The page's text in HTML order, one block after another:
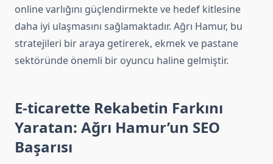
online varlığını güçlendirmekte ve hedef kitlesine
daha iyi ulaşmasını sağlamaktadır. Ağrı Hamur, bu
stratejileri bir araya getirerek, ekmek ve pastane
sektöründe önemli bir oyuncu haline gelmiştir.
E-ticarette Rekabetin Farkını
Yaratan: Ağrı Hamur’un SEO
Başarısı